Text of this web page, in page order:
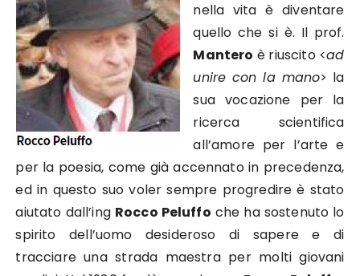
nella vita è diventare
quello che si è. Il prof.
Mantero è riuscito <ad
unire con la mano> la
sua vocazione per la
ricerca scientifica
all’amore per l’arte e
per la poesia, come già accennato in precedenza,
ed in questo suo voler sempre progredire è stato
aiutato dall’ing Rocco Peluffo che ha sostenuto lo
spirito dell’uomo desideroso di sapere e di
tracciare una strada maestra per molti giovani